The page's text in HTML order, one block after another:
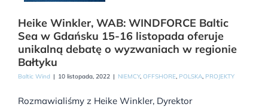
Heike Winkler, WAB: WINDFORCE Baltic
Sea w Gdańsku 15-16 listopada oferuje
unikalną debatę o wyzwaniach w regionie
Bałtyku
Baltic Wind | 10 listopada, 2022 | NIEMCY, OFFSHORE, POLSKA, PROJEKTY
Rozmawialiśmy z Heike Winkler, Dyrektor